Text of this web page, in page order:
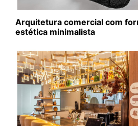
Arquitetura comercial com
estética minimalista